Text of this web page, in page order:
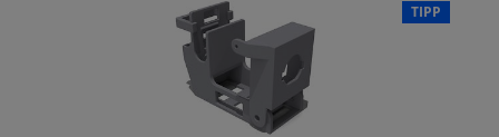
TIPP